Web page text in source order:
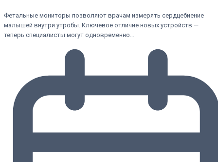
Фетальные мониторы позволяют врачам измерять сердцебиение
малышей внутри утробы. Ключевое отличие новых устройств —
теперь специалисты могут одновременно…